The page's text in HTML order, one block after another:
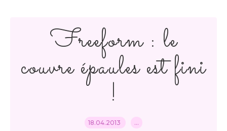
Freeform : le
couvre épaules est fini
!
18.04.2013 …